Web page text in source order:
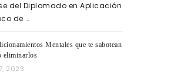
del Diplomado en Aplicación
de …
Mentales que te sabotean
eliminarlos
2023